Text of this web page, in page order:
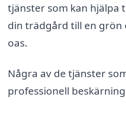
tjänster som kan hjälpa
din trädgård till en grön
oas.
Några av de tjänster
professionell